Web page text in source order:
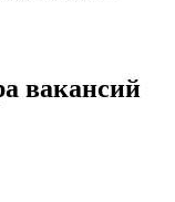
вакансий